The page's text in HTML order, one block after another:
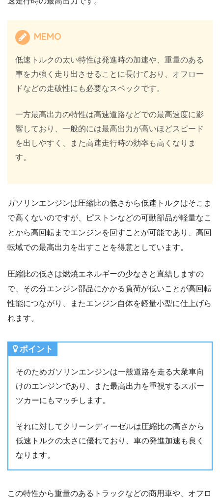
MEMO
低速トルクの太い特性は発進時の加速や、重量のある
車を力強く走り出させることに長けており、オフロー
ドなどの走破性にも必要なスペックです。
一方最高出力の特性は高速道路などでの最高速度に影
響しており、一般的には最高出力が高いほどスピード
を出しやすく、また高速走行時の効率も高くなりま
す。
ガソリンエンジンは圧縮比の低さから低速トルクはそこま
で高くないのですが、ピストンなどの可動部品が軽量なこ
とから高回転までエンジンを回すことが可能であり、高回
転域での最高出力を出すことを得意としています。
圧縮比の低さは燃焼エネルギーの少なさと直結しますの
で、その分エンジン部品にかかる負荷が低いことが高回転
性能につながり、またエンジン自体を軽量小型に仕上げら
れます。
ポイント
そのためガソリンエンジンは一般道路を走る大衆車向
けのエンジンであり、また最高出力を重視するスポー
ツカーにもマッチします。
それに対してクリーンディーゼルは圧縮比の高さから
低速トルクの太さに優れており、車の発進加速も良く
なります。
この特性から重量のあるトラックなどの商用車や、オフロ